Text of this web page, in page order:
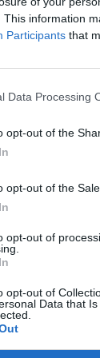
This information
Participants that
Data Processing
opt-out of the
opt-out of the
opt-out of
opt-out of
Data that
a Morgan
semlegesre
az OTP
elmúlt 2 év
Előfizetés